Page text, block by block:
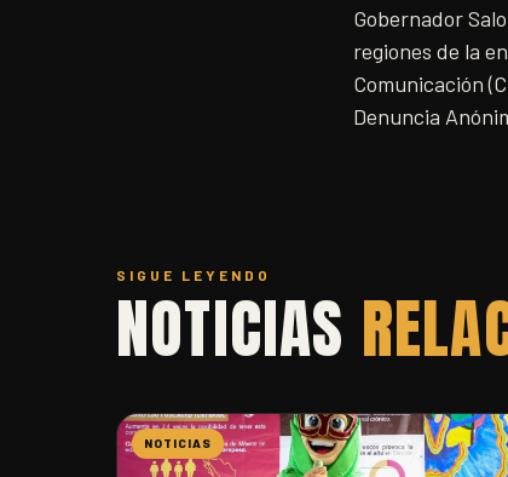
Gobernador
regiones de la
Comunicación
Denuncia
SIGUE LEYENDO
NOTICIAS
NOTICIAS